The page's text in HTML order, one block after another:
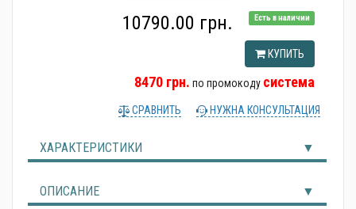
Есть в наличии
10790.00 грн.
КУПИТЬ
8470 грн. по промокоду система
СРАВНИТЬ НУЖНА КОНСУЛЬТАЦИЯ
ХАРАКТЕРИСТИКИ
ОПИСАНИЕ